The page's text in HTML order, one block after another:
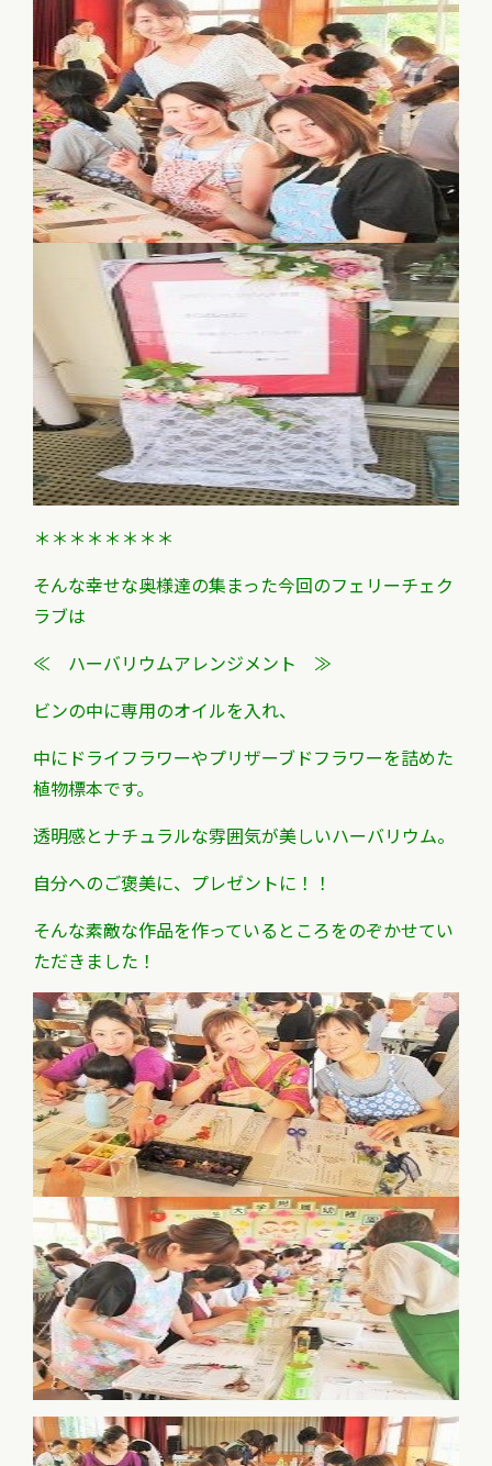
＊＊＊＊＊＊＊＊
そんな幸せな奥様達の集まった今回のフェリーチェク
ラブは
≪ ハーバリウムアレンジメント ≫
ビンの中に専用のオイルを入れ、
中にドライフラワーやプリザーブドフラワーを詰めた
植物標本です。
透明感とナチュラルな雰囲気が美しいハーバリウム。
自分へのご褒美に、プレゼントに！！
そんな素敵な作品を作っているところをのぞかせてい
ただきました！